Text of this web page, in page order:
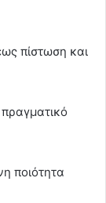
πίστωση και
ποιότητα